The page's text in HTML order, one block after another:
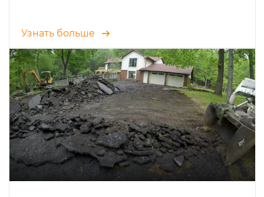
Узнать больше